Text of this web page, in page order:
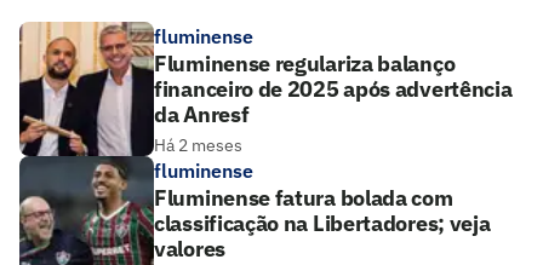
fluminense
Fluminense regulariza balanço
financeiro de 2025 após advertência
da Anresf
Há 2 meses
fluminense
Fluminense fatura bolada com
classificação na Libertadores; veja
valores